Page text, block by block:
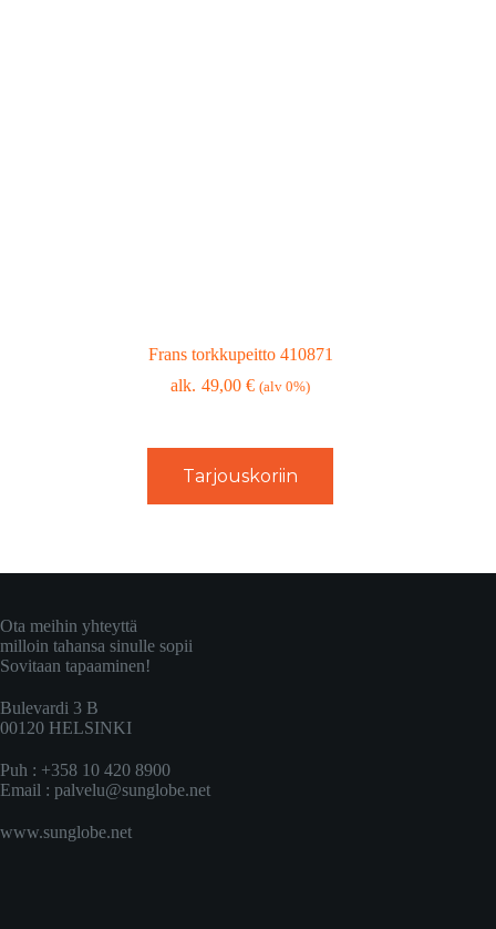
Frans torkkupeitto 410871
49,00€ (alv 0%)
Tarjouskoriin
Ota meihin yhteyttä
milloin tahansa sinulle sopii
Sovitaan tapaaminen!
Bulevardi 3 B
00120 HELSINKI
Puh : +358 10 420 8900
Email : palvelu@sunglobe.net
www.sunglobe.net